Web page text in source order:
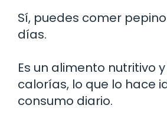
Sí, puedes comer
días.
Es un alimento nutritivo
calorías, lo que lo hace
consumo diario.